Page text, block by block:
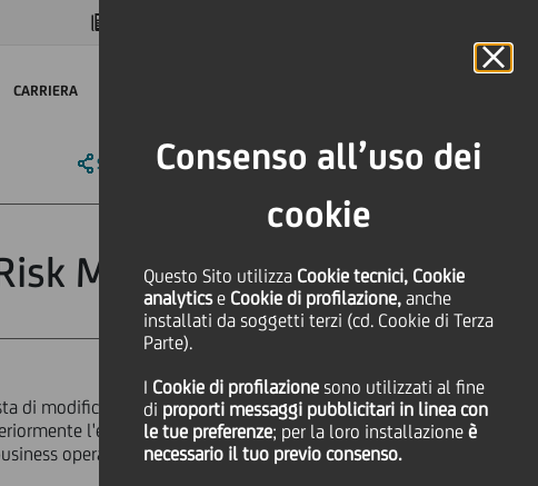
Consenso all’uso dei
cookie
Questo Sito utilizza Cookie tecnici, Cookie
analyticse Cookie di profilazione, anche
installati da soggetti terzi (cd. Cookie di Terza
Parte).
I Cookie di profilazione sono utilizzati al fine
di proporti messaggi pubblicitari in linea con
le tue preferenze; per la loro installazione è
necessario il tuo previo consenso.
CARRIERA
SHARE PRINT SEND
Management
di modifica della struttura
l'efficacia dei controlli sui
operativo.